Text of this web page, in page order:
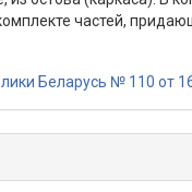
частей,
Беларусь № 110 от